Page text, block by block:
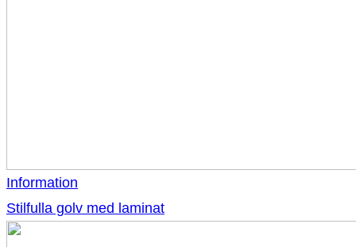
Information
Stilfulla golv med laminat